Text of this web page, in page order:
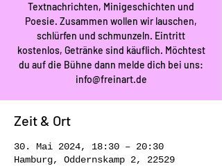
Textnachrichten, Minigeschichten und
Poesie. Zusammen wollen wir lauschen,
schlürfen und schmunzeln. Eintritt
kostenlos, Getränke sind käuflich. Möchtest
du auf die Bühne dann melde dich bei uns:
info@freinart.de
Zeit & Ort
30. Mai 2024, 18:30 – 20:30
Hamburg, Oddernskamp 2, 22529